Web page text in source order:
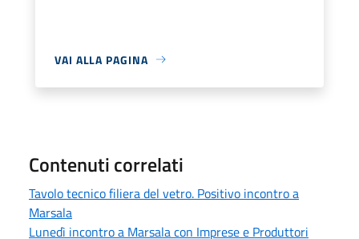
VAI ALLA PAGINA
Contenuti correlati
Tavolo tecnico filiera del vetro. Positivo incontro a
Marsala
Lunedì incontro a Marsala con Imprese e Produttori